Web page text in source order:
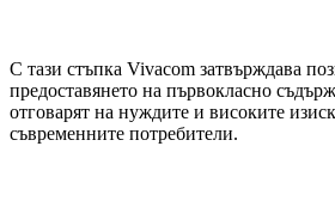
С тази стъпка Vivacom затвърждава
предоставянето на първокласно
отговарят на нуждите и високите
съвременните потребители.